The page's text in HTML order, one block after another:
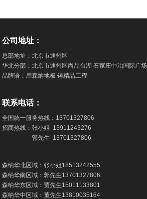
公司地址：
总部地址：北京市通州区
华北分部：北京市通州区尚品台湖 石家庄中冶国际广场
品牌语：用森纳地板 铸精品工程
联系电话：
全国统一服务热线： 13701327806
招商热线：张小姐 13911243276
郭先生 13701327806
森纳华北区域：张小姐18513242555
森纳华南区域：郭先生13701327806
森纳华东区域：贾先生15011133801
森纳华中区域：董先生13810035164